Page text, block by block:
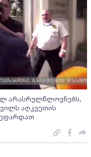
არასრულწლოვნებს,
აღკვეთის